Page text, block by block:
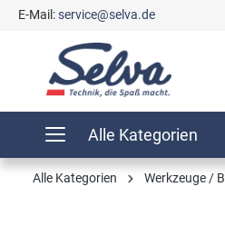
Zur Hauptnavigation
E-Mail:service@selva.de
Alle Kategorien
Alle Kategorien Werkzeuge /